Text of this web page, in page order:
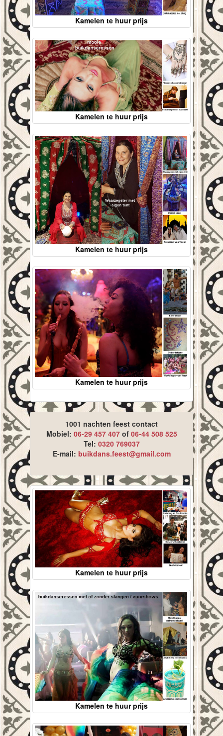
Kamelen te huur prijs
Kamelen te huur prijs
Kamelen te huur prijs
Kamelen te huur prijs
1001 nachten feest contact
Mobiel: 06-29 457 407of 06-44 508 525
Tel: 0320 769037
E-mail: buikdans.feest@gmail.com
Kamelen te huur prijs
Kamelen te huur prijs